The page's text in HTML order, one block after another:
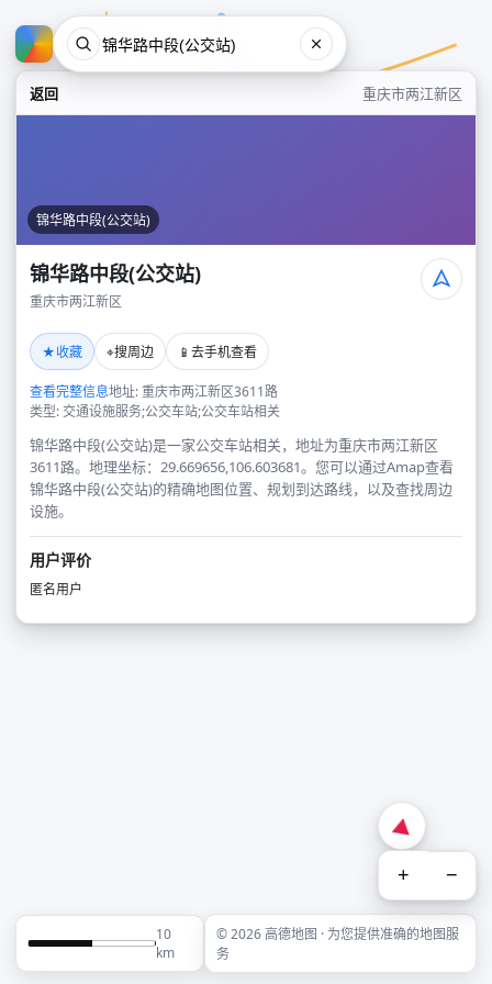
返回 重庆市两江新区
锦华路中段(公交站)
锦华路中段(公交站)
重庆市两江新区
★收藏 ⌖搜周边 📱 去手机查看
查看完整信息地址: 重庆市两江新区3611路
类型: 交通设施服务;公交车站;公交车站相关
锦华路中段(公交站)是一家公交车站相关，地址为重庆市两江新区
3611路。地理坐标：29.669656,106.603681。您可以通过Amap查看
锦华路中段(公交站)的精确地图位置、规划到达路线，以及查找周边
设施。
用户评价
匿名用户
+ −
10
km
© 2026 高德地图 · 为您提供准确的地图服
务